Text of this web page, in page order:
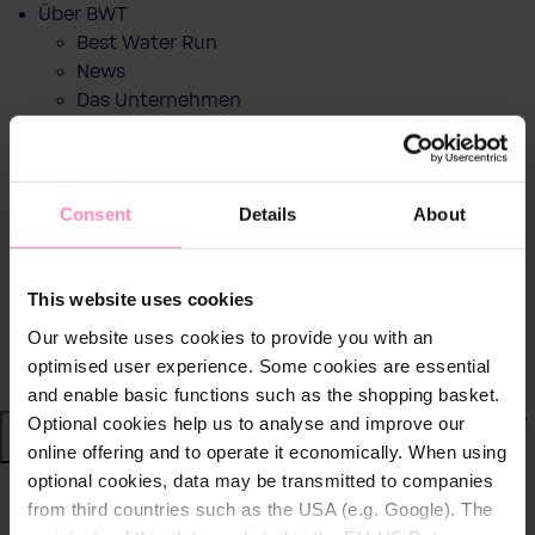
Consent Details About
This website uses cookies
Our website uses cookies to provide you with an
optimised user experience. Some cookies are essential
and enable basic functions such as the shopping basket.
Optional cookies help us to analyse and improve our
online offering and to operate it economically. When using
optional cookies, data may be transmitted to companies
from third countries such as the USA (e.g. Google). The
Über BWT
Best Water Run
News
Das Unternehmen
Markenbotschafter
Nachhaltige Wassersysteme
BWT im Sport
Wintersport
Fussball
RACE LAP AWARD
Shop
Wasser von BWT